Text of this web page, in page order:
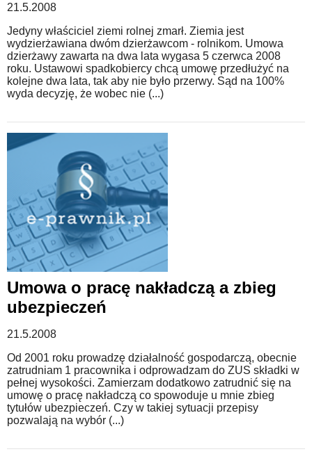
21.5.2008
Jedyny właściciel ziemi rolnej zmarł. Ziemia jest
wydzierżawiana dwóm dzierżawcom - rolnikom. Umowa
dzierżawy zawarta na dwa lata wygasa 5 czerwca 2008
roku. Ustawowi spadkobiercy chcą umowę przedłużyć na
kolejne dwa lata, tak aby nie było przerwy. Sąd na 100%
wyda decyzję, że wobec nie (...)
Umowa o pracę nakładczą a zbieg
ubezpieczeń
21.5.2008
Od 2001 roku prowadzę działalność gospodarczą, obecnie
zatrudniam 1 pracownika i odprowadzam do ZUS składki w
pełnej wysokości. Zamierzam dodatkowo zatrudnić się na
umowę o pracę nakładczą co spowoduje u mnie zbieg
tytułów ubezpieczeń. Czy w takiej sytuacji przepisy
pozwalają na wybór (...)